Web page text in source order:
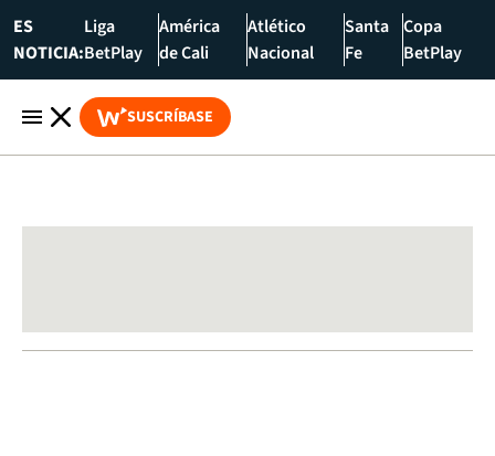
ES
NOTICIA:
Liga
BetPlay
América
de Cali
Atlético
Nacional
Santa
Fe
Copa
BetPlay
SUSCRÍBASE